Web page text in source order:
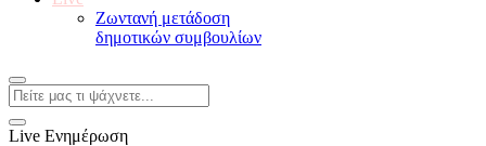
Ζωντανή μετάδοση
δημοτικών συμβουλίων
Live Ενημέρωση